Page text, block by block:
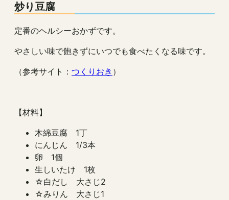
炒り豆腐
定番のヘルシーおかずです。
やさしい味で飽きずにいつでも食べたくなる味です。
（参考サイト： つくりおき ）
【材料】
木綿豆腐 1丁
にんじん 1/3本
卵 1個
生しいたけ 1枚
☆白だし 大さじ2
☆みりん 大さじ1